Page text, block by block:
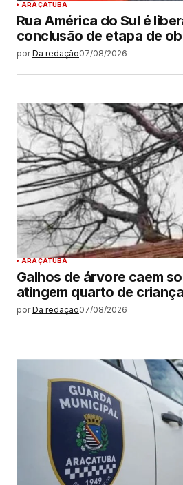
ARAÇATUBA
Rua América do Sul é
conclusão de etapa de
por Da redação07/08/2026
ARAÇATUBA
Galhos de árvore caem
atingem quarto de
por Da redação07/08/2026